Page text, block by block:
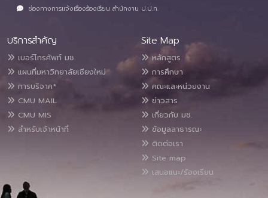
ช่องทางการแจ้งเรื่องร้องเรียน สำนักงาน ป.ป.ท.
บริการสำคัญ
เบอร์โทรศัพท์ มช.
แผนที่มหาวิทยาลัยเชียงใหม่
การบริจาค*
CMU MAIL
CMU MIS
สำหรับเจ้าหน้าที่
Site Map
หลักสูตร
การศึกษา
คณะและหน่วยงาน
ข่าวสาร
เกี่ยวกับ มช.
ข้อมูลสาธารณะ
ติดต่อเรา
Site map
เสนอแนะ/ร้องเรียน